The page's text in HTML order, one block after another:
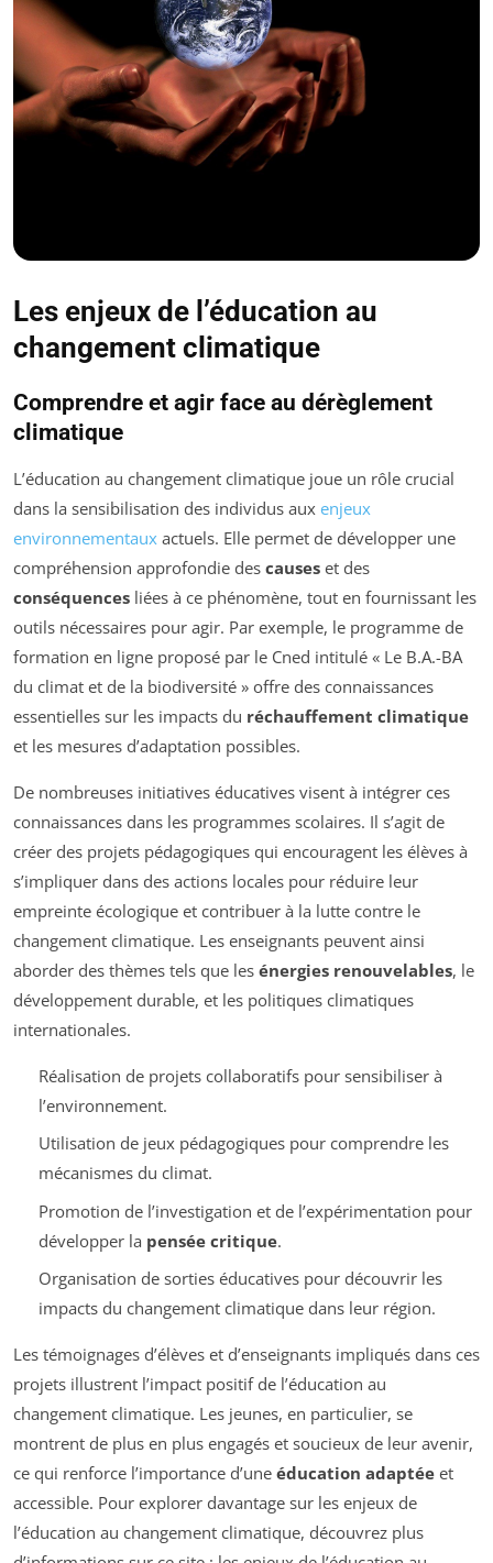
Les enjeux de l’éducation au
changement climatique
Comprendre et agir face au dérèglement
climatique
L’éducation au changement climatique joue un rôle crucial
dans la sensibilisation des individus aux enjeux
environnementaux actuels. Elle permet de développer une
compréhension approfondie des causes et des
conséquences liées à ce phénomène, tout en fournissant les
outils nécessaires pour agir. Par exemple, le programme de
formation en ligne proposé par le Cned intitulé « Le B.A.-BA
du climat et de la biodiversité » offre des connaissances
essentielles sur les impacts du réchauffement climatique
et les mesures d’adaptation possibles.
De nombreuses initiatives éducatives visent à intégrer ces
connaissances dans les programmes scolaires. Il s’agit de
créer des projets pédagogiques qui encouragent les élèves à
s’impliquer dans des actions locales pour réduire leur
empreinte écologique et contribuer à la lutte contre le
changement climatique. Les enseignants peuvent ainsi
aborder des thèmes tels que les énergies renouvelables, le
développement durable, et les politiques climatiques
internationales.
Réalisation de projets collaboratifs pour sensibiliser à
l’environnement.
Utilisation de jeux pédagogiques pour comprendre les
mécanismes du climat.
Promotion de l’investigation et de l’expérimentation pour
développer la pensée critique.
Organisation de sorties éducatives pour découvrir les
impacts du changement climatique dans leur région.
Les témoignages d’élèves et d’enseignants impliqués dans ces
projets illustrent l’impact positif de l’éducation au
changement climatique. Les jeunes, en particulier, se
montrent de plus en plus engagés et soucieux de leur avenir,
ce qui renforce l’importance d’une éducation adaptée et
accessible. Pour explorer davantage sur les enjeux de
l’éducation au changement climatique, découvrez plus